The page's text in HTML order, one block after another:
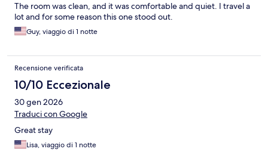
The room was clean, and it was comfortable and quiet. I travel a
lot and for some reason this one stood out.
Guy, viaggio di 1 notte
Recensione verificata
10/10 Eccezionale
30 gen 2026
Traduci con Google
Great stay
Lisa, viaggio di 1 notte